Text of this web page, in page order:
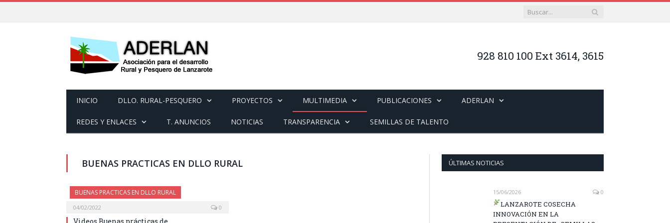
928 810 100 Ext 3614, 3615
INICIO DLLO. RURAL-PESQUERO PROYECTOS MULTIMEDIA PUBLICACIONES ADERLAN
REDES Y ENLACES T. ANUNCIOS NOTICIAS TRANSPARENCIA SEMILLAS DE TALENTO
BUENAS PRACTICAS EN DLLO RURAL
BUENAS PRACTICAS EN DLLO RURAL
04/02/2022 0
ÚLTIMAS NOTICIAS
15/06/2026 0
LANZAROTE COSECHA
INNOVACIÓN EN LA